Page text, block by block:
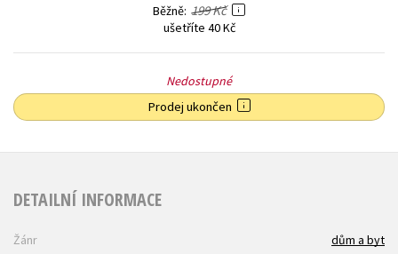
Běžně 199 Kč
ušetříte 40 Kč
Nedostupné
Prodej ukončen
DETAILNÍ INFORMACE
Žánr
dům a byt